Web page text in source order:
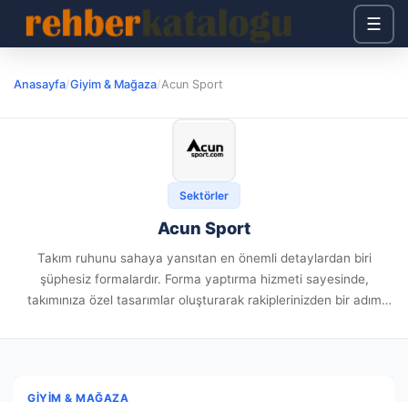
☰
Anasayfa/Giyim & Mağaza/Acun Sport
Sektörler
Acun Sport
Takım ruhunu sahaya yansıtan en önemli detaylardan biri
şüphesiz formalardır. Forma yaptırma hizmeti sayesinde,
takımınıza özel tasarımlar oluşturarak rakiplerinizden bir adım
GIYIM & MAĞAZA